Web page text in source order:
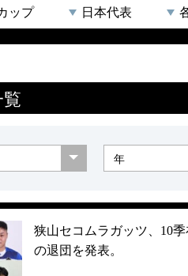
ップ 日本代表
狭山セコムラガッツ、10
の退団を発表。